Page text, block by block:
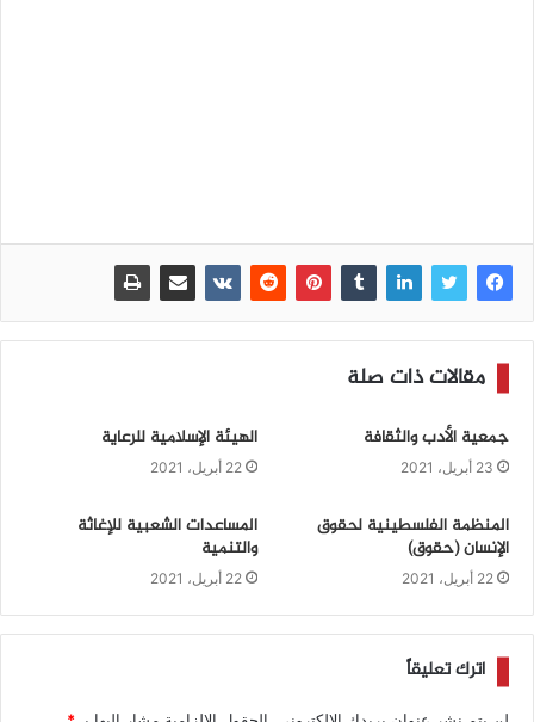
مقالات ذات صلة
جمعية الأدب والثقافة
23 أبريل، 2021
الهيئة الإسلامية للرعاية
22 أبريل، 2021
المنظمة الفلسطينية لحقوق
الإنسان (حقوق)
22 أبريل، 2021
المساعدات الشعبية للإغاثة
والتنمية
22 أبريل، 2021
اترك تعليقاً